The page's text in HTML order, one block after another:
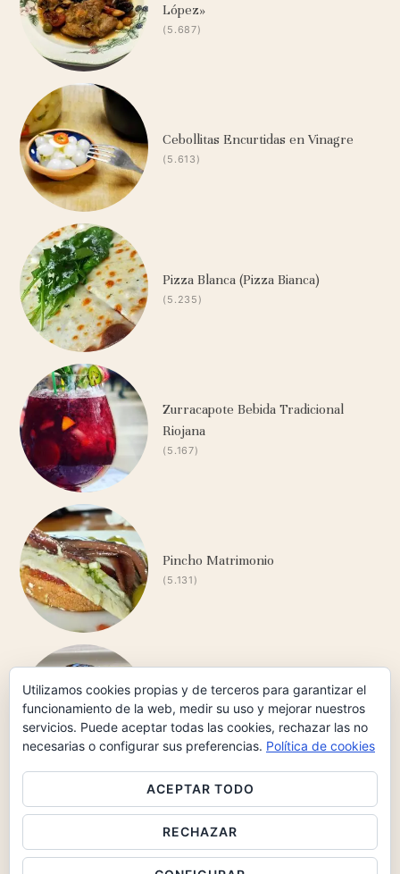
López»
(5.687)
Cebollitas Encurtidas en Vinagre
(5.613)
Pizza Blanca (Pizza Bianca)
(5.235)
Zurracapote Bebida Tradicional
Riojana
(5.167)
Pincho Matrimonio
(5.131)
Carrilleras Ibéricas de Bellota al
Oloroso
(5.099)
Utilizamos cookies propias y de terceros para garantizar el
funcionamiento de la web, medir su uso y mejorar nuestros
servicios. Puede aceptar todas las cookies, rechazar las no
necesarias o configurar sus preferencias. Política de cookies
ACEPTAR TODO
RECHAZAR